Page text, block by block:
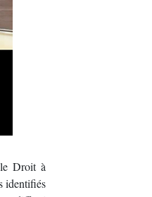
Droit à
identifiés